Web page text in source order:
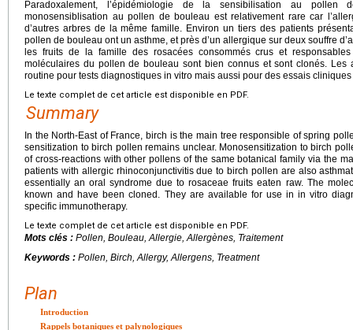
Paradoxalement, l’épidémiologie de la sensibilisation au
monosensiblisation au pollen de bouleau est relativement rare car
d’autres arbres de la même famille. Environ un tiers des patients
pollen de bouleau ont un asthme, et près d’un allergique sur deux souffre
les fruits de la famille des rosacées consommés crus et
moléculaires du pollen de bouleau sont bien connus et sont clonés. Les
routine pour tests diagnostiques in vitro mais aussi pour des essais
Le texte complet de cet article est disponible en PDF.
Summary
In the North-East of France, birch is the main tree responsible of spring
sensitization to birch pollen remains unclear. Monosensitization to birch
of cross-reactions with other pollens of the same botanical family via the
patients with allergic rhinoconjunctivitis due to birch pollen are also
essentially an oral syndrome due to rosaceae fruits eaten raw. The
known and have been cloned. They are available for use in in vitro
specific immunotherapy.
Le texte complet de cet article est disponible en PDF.
Mots clés : Pollen, Bouleau, Allergie, Allergènes, Traitement
Keywords : Pollen, Birch, Allergy, Allergens, Treatment
Plan
Introduction
Rappels botaniques et palynologiques